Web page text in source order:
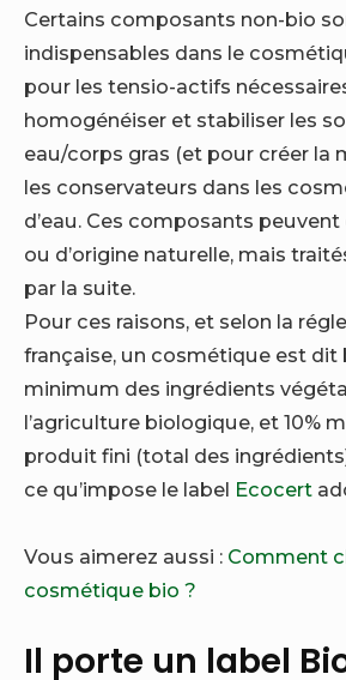
Certains composants non-bio
indispensables dans le
pour les tensio-actifs
homogénéiser et stabiliser les
eau/corps gras (et pour créer la
les conservateurs dans les
d’eau. Ces composants
ou d’origine naturelle, mais
par la suite.
Pour ces raisons, et selon la
française, un cosmétique est dit
minimum des ingrédients
l’agriculture biologique, et 10%
produit fini (total des ingrédients)
ce qu’impose le label Ecocert
Vous aimerez aussi : Comment
cosmétique bio ?
Il porte un label